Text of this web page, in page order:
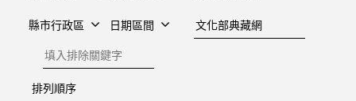
縣市行政區 日期區間
建檔單位
排除關鍵字
排列順序